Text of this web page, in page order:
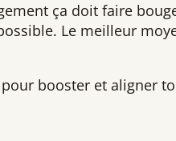
ça doit faire
Le meilleur
booster et aligner